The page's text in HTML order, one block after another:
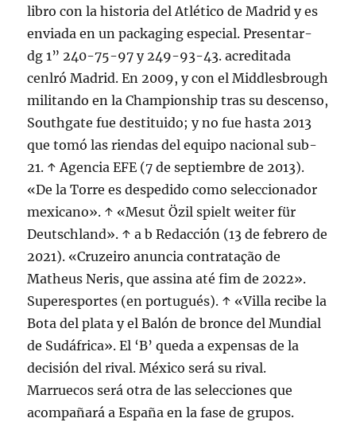
libro con la historia del Atlético de Madrid y es
enviada en un packaging especial. Presentar-
dg 1” 240-75-97 y 249-93-43. acreditada
cenlró Madrid. En 2009, y con el Middlesbrough
militando en la Championship tras su descenso,
Southgate fue destituido; y no fue hasta 2013
que tomó las riendas del equipo nacional sub-
21. ↑ Agencia EFE (7 de septiembre de 2013).
«De la Torre es despedido como seleccionador
mexicano». ↑ «Mesut Özil spielt weiter für
Deutschland». ↑ a b Redacción (13 de febrero de
2021). «Cruzeiro anuncia contratação de
Matheus Neris, que assina até fim de 2022».
Superesportes (en portugués). ↑ «Villa recibe la
Bota del plata y el Balón de bronce del Mundial
de Sudáfrica». El ‘B’ queda a expensas de la
decisión del rival. México será su rival.
Marruecos será otra de las selecciones que
acompañará a España en la fase de grupos.